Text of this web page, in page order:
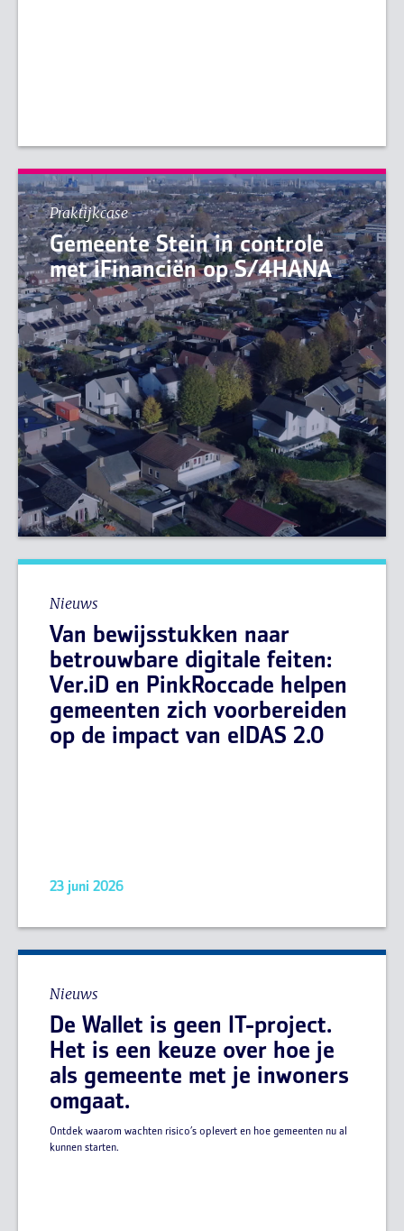
Praktijkcase
Gemeente Stein in controle
met iFinanciën op S/4HANA
Nieuws
Van bewijsstukken naar
betrouwbare digitale feiten:
Ver.iD en PinkRoccade helpen
gemeenten zich voorbereiden
op de impact van eIDAS 2.0
23 juni 2026
Nieuws
De Wallet is geen IT-project.
Het is een keuze over hoe je
als gemeente met je inwoners
omgaat.
Ontdek waarom wachten risico’s oplevert en hoe gemeenten nu al
kunnen starten.